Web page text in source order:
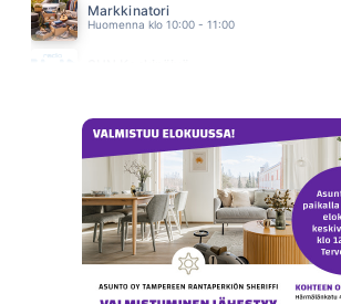
Markkinatori
Huomenna klo 10:00 - 11:00